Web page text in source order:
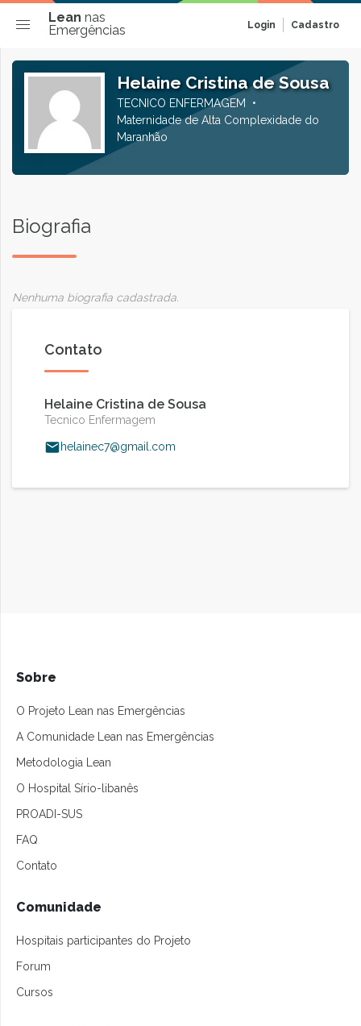
Lean nas
Emergências
Login Cadastro
Helaine Cristina de Sousa
TECNICO ENFERMAGEM
Maternidade de Alta Complexidade do
Maranhão
Biografia
Nenhuma biografia cadastrada.
Contato
Helaine Cristina de Sousa
Tecnico Enfermagem
helainec7@gmail.com
Sobre
O Projeto Lean nas Emergências
A Comunidade Lean nas Emergências
Metodologia Lean
O Hospital Sírio-libanês
PROADI-SUS
FAQ
Contato
Comunidade
Hospitais participantes do Projeto
Forum
Cursos